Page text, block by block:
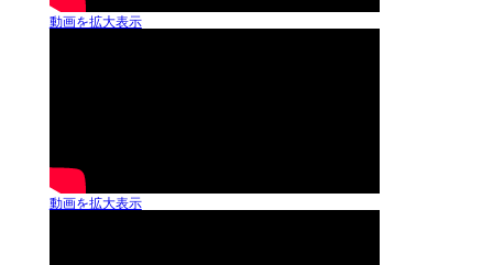
動画を拡大表示
動画を拡大表示